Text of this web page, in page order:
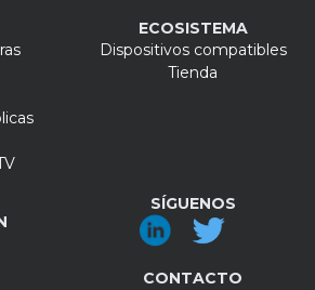
SÍGUENOS
CONTACTO
ECOSISTEMA
Dispositivos compatibles
Tienda